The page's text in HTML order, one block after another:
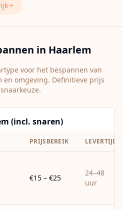
in Haarlem
voor het bespannen van
en omgeving. Definitieve prijs
(incl. snaren)
PRIJSBEREIK LEVERTIJD
€15 – €25
24–48
uur